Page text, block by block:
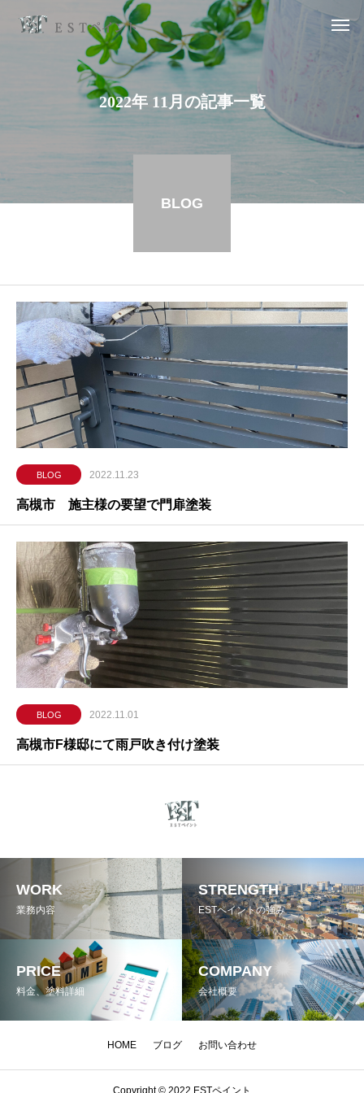
2022年 11月の記事一覧
BLOG
BLOG 2022.11.23
高槻市 施主様の要望で門扉塗装
BLOG 2022.11.01
高槻市F様邸にて雨戸吹き付け塗装
WORK
業務内容
STRENGTH
ESTペイントの強み
PRICE
料金、塗料詳細
COMPANY
会社概要
HOME ブログ お問い合わせ